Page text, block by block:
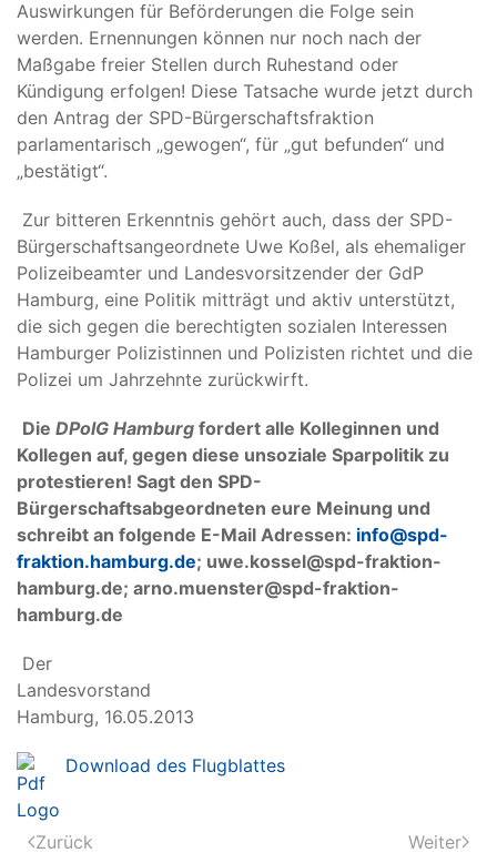
Auswirkungen für Beförderungen die Folge sein
werden. Ernennungen können nur noch nach der
Maßgabe freier Stellen durch Ruhestand oder
Kündigung erfolgen! Diese Tatsache wurde jetzt durch
den Antrag der SPD-Bürgerschaftsfraktion
parlamentarisch „gewogen“, für „gut befunden“ und
„bestätigt“.
Zur bitteren Erkenntnis gehört auch, dass der SPD-
Bürgerschaftsangeordnete Uwe Koßel, als ehemaliger
Polizeibeamter und Landesvorsitzender der GdP
Hamburg, eine Politik mitträgt und aktiv unterstützt,
die sich gegen die berechtigten sozialen Interessen
Hamburger Polizistinnen und Polizisten richtet und die
Polizei um Jahrzehnte zurückwirft.
Die DPolG Hamburg fordert alle Kolleginnen und
Kollegen auf, gegen diese unsoziale Sparpolitik zu
protestieren! Sagt den SPD-
Bürgerschaftsabgeordneten eure Meinung und
schreibt an folgende E-Mail Adressen: info@spd-
fraktion.hamburg.de; uwe.kossel@spd-fraktion-
hamburg.de; arno.muenster@spd-fraktion-
hamburg.de
Der
Hamburg, 16.05.2013
Download des Flugblattes
Zurück Weiter